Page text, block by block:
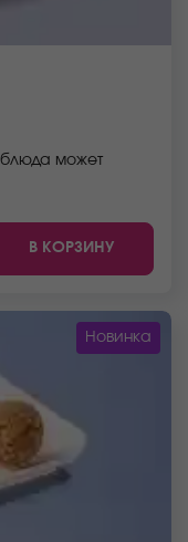
может
В КОРЗИНУ
Новинка